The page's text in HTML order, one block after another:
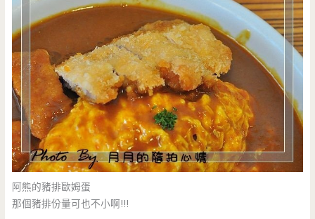
阿熊的豬排歐姆蛋
那個豬排份量可也不小啊!!!